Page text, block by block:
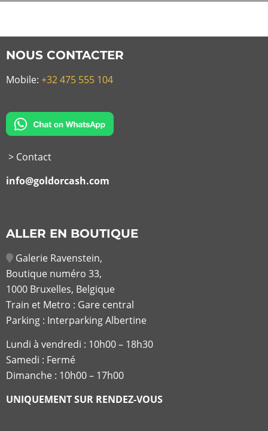
NOUS CONTACTER
Mobile: +32 475 555 104
> Contact
info@goldorcash.com
ALLER EN BOUTIQUE
Galerie Ravenstein,
Boutique numéro 33,
1000 Bruxelles, Belgique
Train et Metro : Gare central
Parking : Interparking Albertine
Lundi à vendredi : 10h00 – 18h30
Samedi : Fermé
Dimanche : 10h00 – 17h00
UNIQUEMENT SUR RENDEZ-VOUS